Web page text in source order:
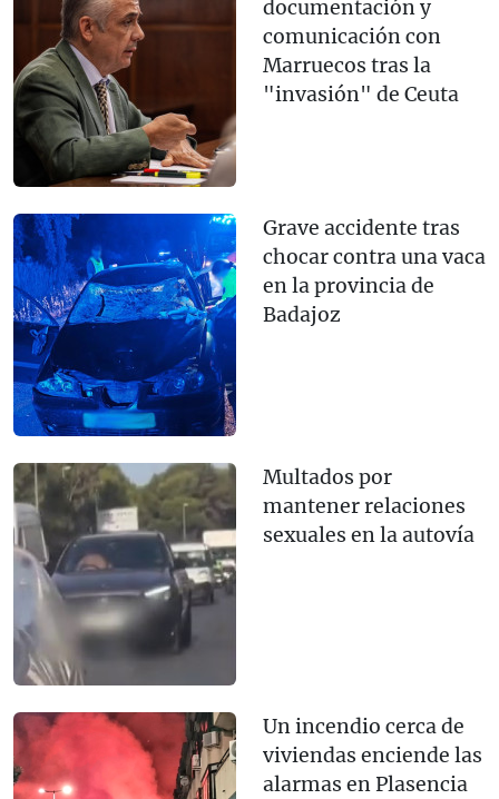
documentación y
comunicación con
Marruecos tras la
"invasión" de Ceuta
Grave accidente tras
chocar contra una vaca
en la provincia de
Badajoz
Multados por
mantener relaciones
sexuales en la autovía
Un incendio cerca de
viviendas enciende las
alarmas en Plasencia